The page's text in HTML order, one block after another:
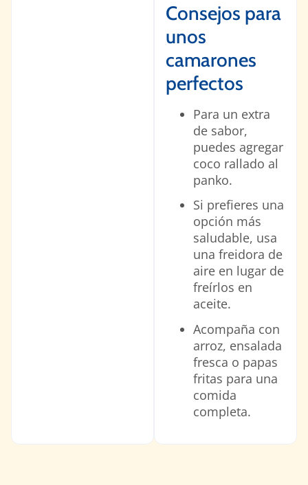
Consejos para
unos
camarones
perfectos
Para un extra
de sabor,
puedes agregar
coco rallado al
panko.
Si prefieres una
opción más
saludable, usa
una freidora de
aire en lugar de
freírlos en
aceite.
Acompaña con
arroz, ensalada
fresca o papas
fritas para una
comida
completa.